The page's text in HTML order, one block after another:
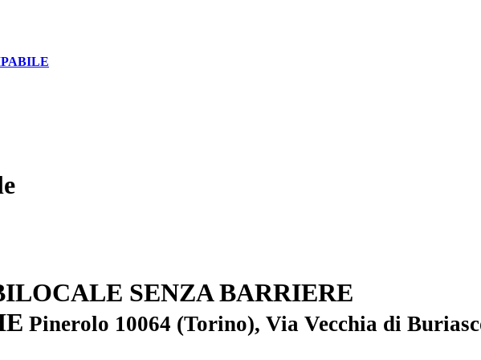
SENZA BARRIERE
Pinerolo 10064 (Torino), Via Vecchia di